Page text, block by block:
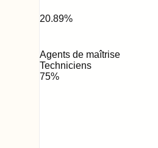
20.89%
Agents de maîtrise
Techniciens
75%